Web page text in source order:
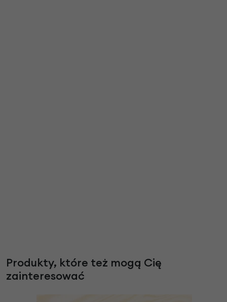
Produkty, które też mogą Cię
zainteresować